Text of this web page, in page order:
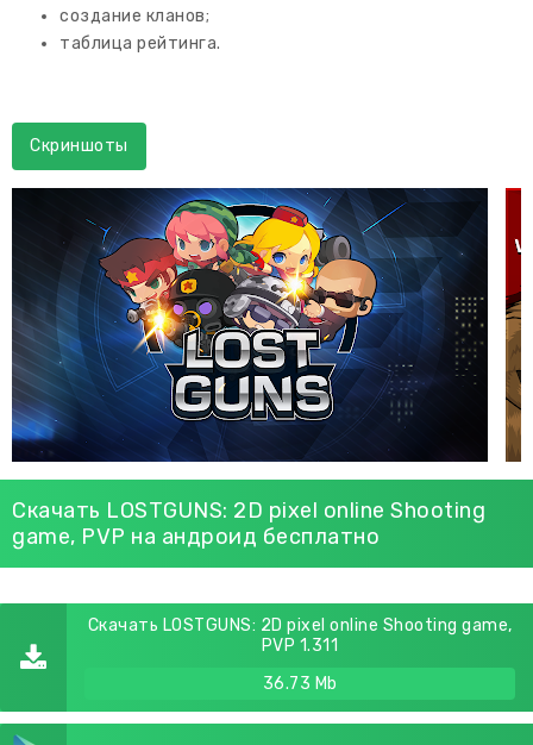
создание кланов;
таблица рейтинга.
Скриншоты
Скачать LOSTGUNS: 2D pixel online Shooting
game, PVP на андроид бесплатно
Скачать LOSTGUNS: 2D pixel online Shooting game,
PVP 1.311
36.73 Mb